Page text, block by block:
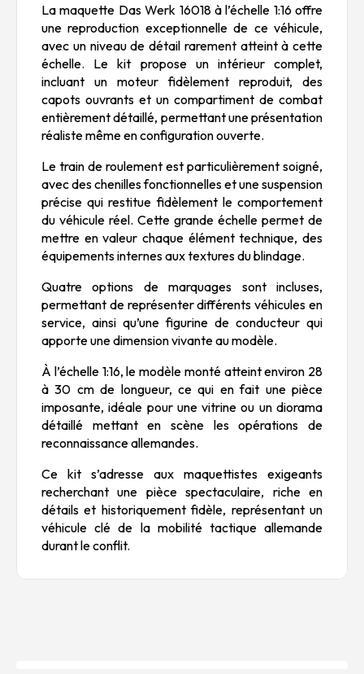
La maquette Das Werk 16018 à l’échelle 1:16 offre
une reproduction exceptionnelle de ce véhicule,
avec un niveau de détail rarement atteint à cette
échelle. Le kit propose un intérieur complet,
incluant un moteur fidèlement reproduit, des
capots ouvrants et un compartiment de combat
entièrement détaillé, permettant une présentation
réaliste même en configuration ouverte.
Le train de roulement est particulièrement soigné,
avec des chenilles fonctionnelles et une suspension
précise qui restitue fidèlement le comportement
du véhicule réel. Cette grande échelle permet de
mettre en valeur chaque élément technique, des
équipements internes aux textures du blindage.
Quatre options de marquages sont incluses,
permettant de représenter différents véhicules en
service, ainsi qu’une figurine de conducteur qui
apporte une dimension vivante au modèle.
À l’échelle 1:16, le modèle monté atteint environ 28
à 30 cm de longueur, ce qui en fait une pièce
imposante, idéale pour une vitrine ou un diorama
détaillé mettant en scène les opérations de
reconnaissance allemandes.
Ce kit s’adresse aux maquettistes exigeants
recherchant une pièce spectaculaire, riche en
détails et historiquement fidèle, représentant un
véhicule clé de la mobilité tactique allemande
durant le conflit.